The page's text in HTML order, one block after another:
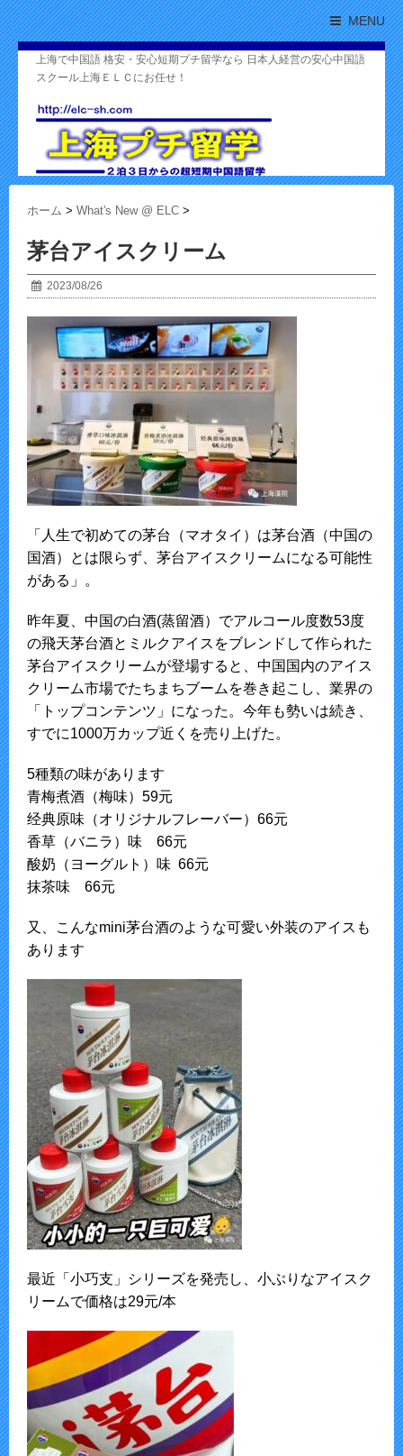
MENU
上海で中国語 格安・安心短期プチ留学なら 日本人経営の安心中国語
スクール上海ＥＬＣにお任せ！
ホーム > What's New @ ELC >
茅台アイスクリーム
2023/08/26
「人生で初めての茅台（マオタイ）は茅台酒（中国の
国酒）とは限らず、茅台アイスクリームになる可能性
がある」。
昨年夏、中国の白酒(蒸留酒）でアルコール度数53度
の飛天茅台酒とミルクアイスをブレンドして作られた
茅台アイスクリームが登場すると、中国国内のアイス
クリーム市場でたちまちブームを巻き起こし、業界の
「トップコンテンツ」になった。今年も勢いは続き、
すでに1000万カップ近くを売り上げた。
5種類の味があります
青梅煮酒（梅味）59元
经典原味（オリジナルフレーバー）66元
香草（バニラ）味 66元
酸奶（ヨーグルト）味 66元
抹茶味 66元
又、こんなmini茅台酒のような可愛い外装のアイスも
あります
最近「小巧支」シリーズを発売し、小ぶりなアイスク
リームで価格は29元/本